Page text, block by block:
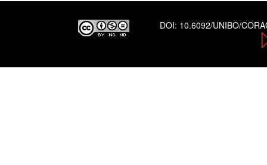
DOI: 10.6092/UNIBO/